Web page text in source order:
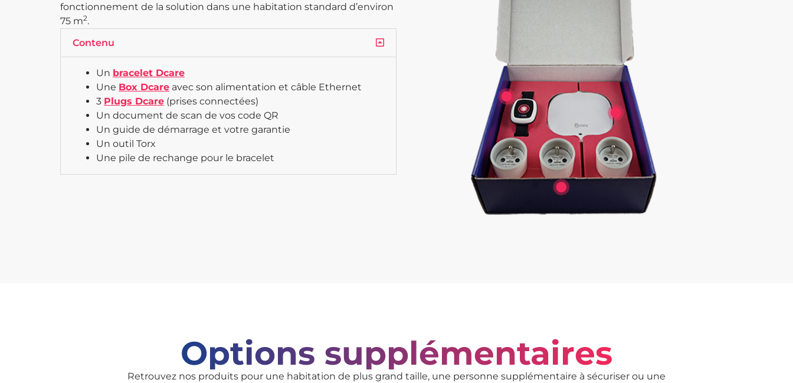
fonctionnement de la solution dans une habitation standard d’environ
75 m2.
Contenu
Un bracelet Dcare
Une Box Dcare avec son alimentation et câble Ethernet
3 Plugs Dcare (prises connectées)
Un document de scan de vos code QR
Un guide de démarrage et votre garantie
Un outil Torx
Une pile de rechange pour le bracelet
Options supplémentaires
Retrouvez nos produits pour une habitation de plus grand taille, une personne supplémentaire à sécuriser ou une